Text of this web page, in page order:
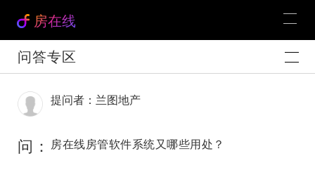
房在线
问答专区
提问者：兰图地产
问： 房在线房管软件系统又哪些用处？